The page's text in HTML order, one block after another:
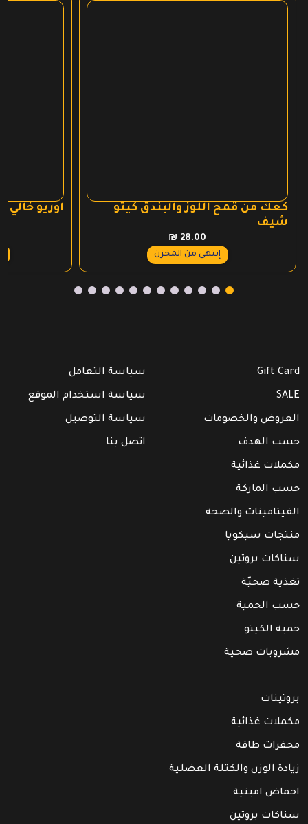
كعك من قمح اللوز والبندق كيتو
شيف
₪ 28.00
إنتهى من المخزن
اوريو
Gift Card
SALE
العروض والخصومات
حسب الهدف
مكملات غذائية
حسب الماركة
الفيتامينات والصحة
منتجات سيكويا
سناكات بروتين
تغذية صحيّة
حسب الحمية
حمية الكيتو
مشروبات صحية
سياسة التعامل
سياسة استخدام الموقع
سياسة التوصيل
اتصل بنا
بروتينات
مكملات غذائية
محفزات طاقة
زيادة الوزن والكتلة العضلية
احماض امينية
سناكات بروتين